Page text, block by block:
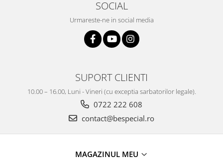
SOCIAL
Urmareste-ne in social media
SUPORT CLIENTI
10.00 – 16.00, Luni - Vineri (cu exceptia sarbatorilor legale).
0722 222 608
contact@bespecial.ro
MAGAZINUL MEU